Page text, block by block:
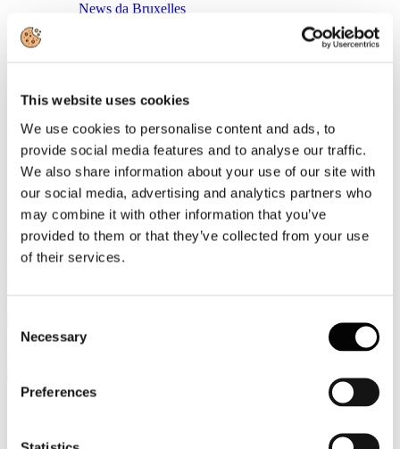
This website uses cookies
We use cookies to personalise content and ads, to
provide social media features and to analyse our traffic.
We also share information about your use of our site with
our social media, advertising and analytics partners who
may combine it with other information that you’ve
provided to them or that they’ve collected from your use
of their services.
Selection
Necessary
Preferences
News da Bruxelles
Newsletter
Video
Articoli e Interviste
Contatti
Tel. +39 320 57 80 986
Email segreteria@federturismo.it